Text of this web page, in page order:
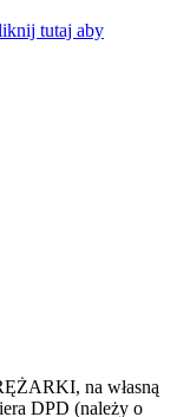
tutaj aby
na własną
DPD (należy o